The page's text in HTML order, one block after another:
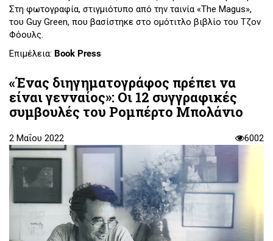
Στη φωτογραφία, στιγμιότυπο από την ταινία «The Magus»,
του Guy Green, που βασίστηκε στο ομότιτλο βιβλίο του Τζον
Φόουλς.
Επιμέλεια: Book Press
«Ένας διηγηματογράφος πρέπει να
είναι γενναίος»: Οι 12 συγγραφικές
συμβουλές του Ρομπέρτο Μπολάνιο
2 Μαΐου 2022 6002